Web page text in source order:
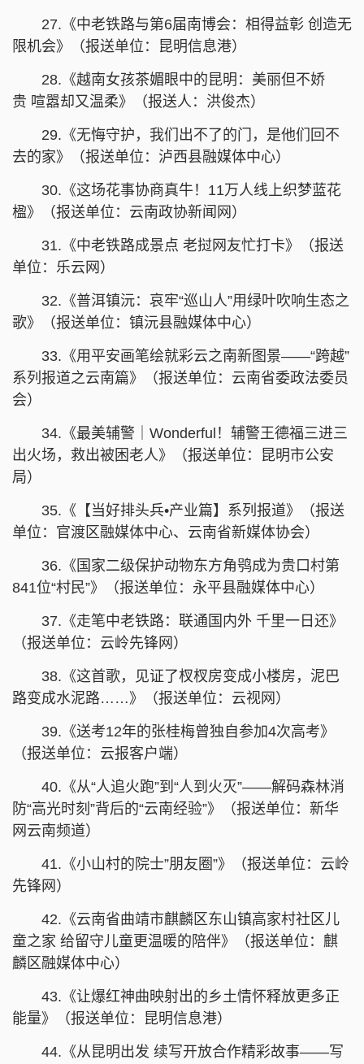
27.《中老铁路与第6届南博会：相得益彰 创造无
限机会》（报送单位：昆明信息港）
28.《越南女孩茶媚眼中的昆明：美丽但不娇
贵 喧嚣却又温柔》（报送人：洪俊杰）
29.《无悔守护，我们出不了的门，是他们回不
去的家》（报送单位：泸西县融媒体中心）
30.《这场花事协商真牛！11万人线上织梦蓝花
楹》（报送单位：云南政协新闻网）
31.《中老铁路成景点 老挝网友忙打卡》（报送
单位：乐云网）
32.《普洱镇沅：哀牢“巡山人”用绿叶吹响生态之
歌》（报送单位：镇沅县融媒体中心）
33.《用平安画笔绘就彩云之南新图景——“跨越”
系列报道之云南篇》（报送单位：云南省委政法委员
会）
34.《最美辅警｜Wonderful！辅警王德福三进三
出火场，救出被困老人》（报送单位：昆明市公安
局）
35.《【当好排头兵•产业篇】系列报道》（报送
单位：官渡区融媒体中心、云南省新媒体协会）
36.《国家二级保护动物东方角鸮成为贵口村第
841位“村民”》（报送单位：永平县融媒体中心）
37.《走笔中老铁路：联通国内外 千里一日还》
（报送单位：云岭先锋网）
38.《这首歌，见证了杈杈房变成小楼房，泥巴
路变成水泥路……》（报送单位：云视网）
39.《送考12年的张桂梅曾独自参加4次高考》
（报送单位：云报客户端）
40.《从“人追火跑”到“人到火灭”——解码森林消
防“高光时刻”背后的“云南经验”》（报送单位：新华
网云南频道）
41.《小山村的院士”朋友圈”》（报送单位：云岭
先锋网）
42.《云南省曲靖市麒麟区东山镇高家村社区儿
童之家 给留守儿童更温暖的陪伴》（报送单位：麒
麟区融媒体中心）
43.《让爆红神曲映射出的乡土情怀释放更多正
能量》（报送单位：昆明信息港）
44.《从昆明出发 续写开放合作精彩故事——写